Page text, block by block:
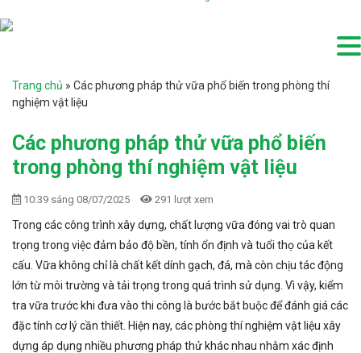
Trang chủ » Các phương pháp thử vữa phổ biến trong phòng thí
nghiệm vật liệu
Các phương pháp thử vữa phổ biến
trong phòng thí nghiệm vật liệu
10:39 sáng 08/07/2025 291 lượt xem
Trong các công trình xây dựng, chất lượng vữa đóng vai trò quan
trọng trong việc đảm bảo độ bền, tính ổn định và tuổi thọ của kết
cấu. Vữa không chỉ là chất kết dính gạch, đá, mà còn chịu tác động
lớn từ môi trường và tải trọng trong quá trình sử dụng. Vì vậy, kiểm
tra vữa trước khi đưa vào thi công là bước bắt buộc để đánh giá các
đặc tính cơ lý cần thiết. Hiện nay, các phòng thí nghiệm vật liệu xây
dựng áp dụng nhiều phương pháp thử khác nhau nhằm xác định